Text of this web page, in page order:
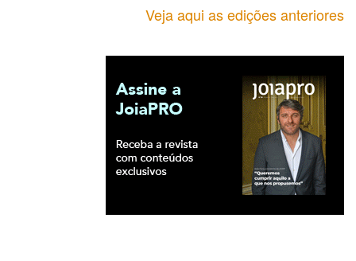
Veja aqui as edições anteriores